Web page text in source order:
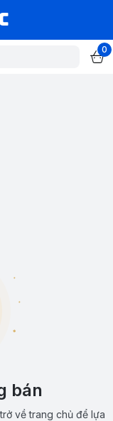
0
bán
về trang chủ để lựa